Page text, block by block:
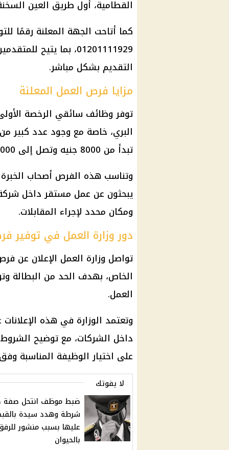
القطامية، أول طريق العين
كما أتاحت الجهة المعلنة رقمًا
01201111929، بما
التقديم بشكل مباشر.
مزايا فرص العمل المعلنة
توفروظائف سائقي الرخصة
تبدأ من 8000 جنيه وتصل إلى 15000 جنيه شهريًا.
وتناسب هذه الفرص أصحاب
يبحثون عن عمل مستقر داخل
ومكان محدد لإجراء المقابلات.
دور وزارة العمل في توفير
تواصل وزارة العمل الإعلان عن
الخاص، بهدف الحد من البطالة
العمل.
وتعتمد الوزارة في هذه
داخل الشركات، مع توضيح
على اختيار الوظيفة المناسبة
لا يفوتك
ضبط موظف انتحل صفة
شرطة وهدد سيدة
عليها بسبب منشور
بالحيوان